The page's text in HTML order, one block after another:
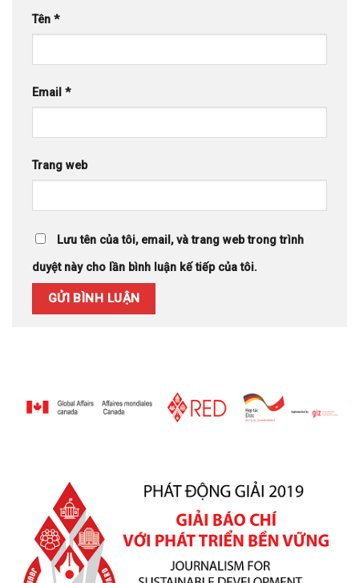
Tên *
Email *
Trang web
Lưu tên của tôi, email, và trang web trong trình
duyệt này cho lần bình luận kế tiếp của tôi.